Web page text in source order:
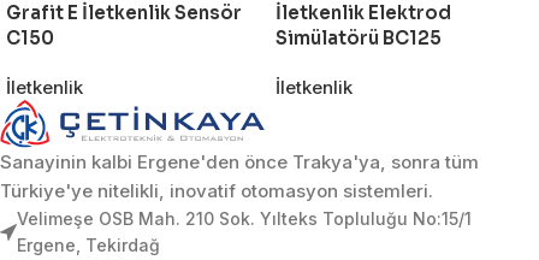
Grafit E İletkenlik Sensör
C150
İletkenlik
İletkenlik Elektrod
Simülatörü BC125
İletkenlik
Sanayinin kalbi Ergene'den önce Trakya'ya, sonra tüm
Türkiye'ye nitelikli, inovatif otomasyon sistemleri.
Velimeşe OSB Mah. 210 Sok. Yılteks Topluluğu No:15/1
Ergene, Tekirdağ